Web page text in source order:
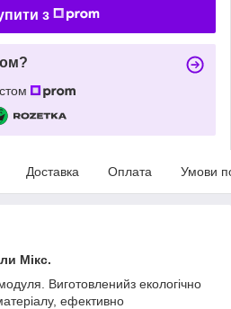
з
Доставка Оплата Умови
Мікс.
Виготовленийз екологічно
ефективно